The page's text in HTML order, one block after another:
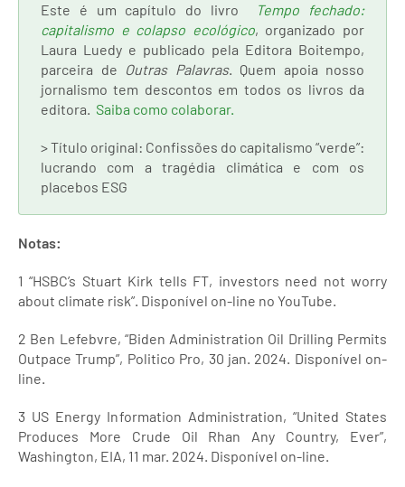
Este é um capítulo do livro
Tempo fechado:
capitalismo e colapso ecológico, organizado por
Laura Luedy e publicado pela Editora Boitempo,
parceira de Outras Palavras. Quem apoia nosso
jornalismo tem descontos em todos os livros da
editora. Saiba como colaborar.
> Título original: Confissões do capitalismo “verde”:
lucrando com a tragédia climática e com os
placebos ESG
Notas:
1 “HSBC’s Stuart Kirk tells FT, investors need not worry
about climate risk”. Disponível on-line no YouTube.
2 Ben Lefebvre, “Biden Administration Oil Drilling Permits
Outpace Trump”, Politico Pro, 30 jan. 2024. Disponível on-
line.
3 US Energy Information Administration, “United States
Produces More Crude Oil Rhan Any Country, Ever”,
Washington, EIA, 11 mar. 2024. Disponível on-line.